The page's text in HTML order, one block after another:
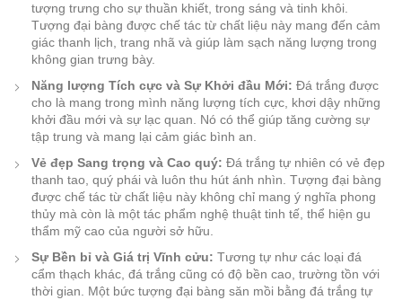
tượng trưng cho sự thuần khiết, trong sáng và tinh khôi.
Tượng đại bàng được chế tác từ chất liệu này mang đến cảm
giác thanh lịch, trang nhã và giúp làm sạch năng lượng trong
không gian trưng bày.
Năng lượng Tích cực và Sự Khởi đầu Mới: Đá trắng được
cho là mang trong mình năng lượng tích cực, khơi dậy những
khởi đầu mới và sự lạc quan. Nó có thể giúp tăng cường sự
tập trung và mang lại cảm giác bình an.
Vẻ đẹp Sang trọng và Cao quý: Đá trắng tự nhiên có vẻ đẹp
thanh tao, quý phái và luôn thu hút ánh nhìn. Tượng đại bàng
được chế tác từ chất liệu này không chỉ mang ý nghĩa phong
thủy mà còn là một tác phẩm nghệ thuật tinh tế, thể hiện gu
thẩm mỹ cao của người sở hữu.
Sự Bền bỉ và Giá trị Vĩnh cửu: Tương tự như các loại đá
cẩm thạch khác, đá trắng cũng có độ bền cao, trường tồn với
thời gian. Một bức tượng đại bàng săn mồi bằng đá trắng tự